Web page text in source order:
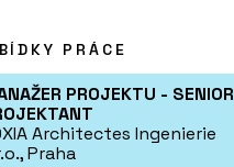
PRÁCE
PROJEKTU - SENIOR
Architectes Ingenierie
Praha